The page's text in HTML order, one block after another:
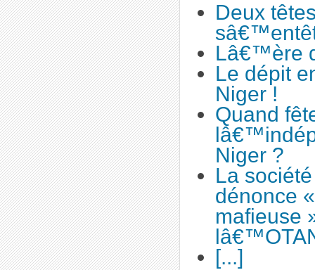
Deux
Lâ€™ère
Le dépit
Niger !
Quand
Niger ?
La
dénonce
mafieuse
[...]